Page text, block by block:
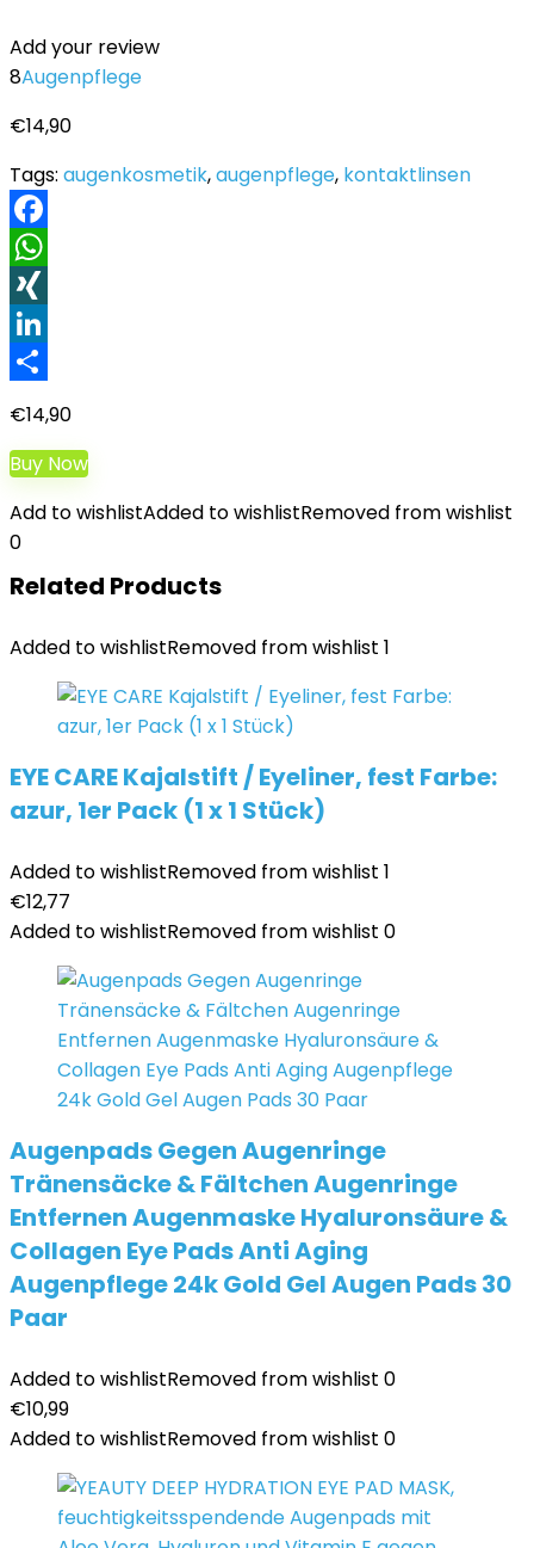
Add your review
8Augenpflege
€14,90
Tags: augenkosmetik,augenpflege, kontaktlinsen
Facebook
WhatsApp
XING
LinkedIn
€14,90
Buy Now
Add to wishlistAdded to wishlistRemoved from wishlist
0
Related Products
Added to wishlistRemoved from wishlist 1
EYE CARE Kajalstift / Eyeliner, fest Farbe:
azur, 1er Pack (1 x 1 Stück)
Added to wishlistRemoved from wishlist 1
€12,77
Added to wishlistRemoved from wishlist 0
Augenpads Gegen Augenringe
Tränensäcke & Fältchen Augenringe
Entfernen Augenmaske Hyaluronsäure &
Collagen Eye Pads Anti Aging
Augenpflege 24k Gold Gel Augen Pads 30
Paar
Added to wishlistRemoved from wishlist 0
€10,99
Added to wishlistRemoved from wishlist 0